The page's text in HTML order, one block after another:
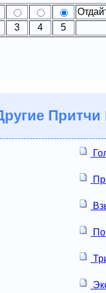
3 4 5
Притчи